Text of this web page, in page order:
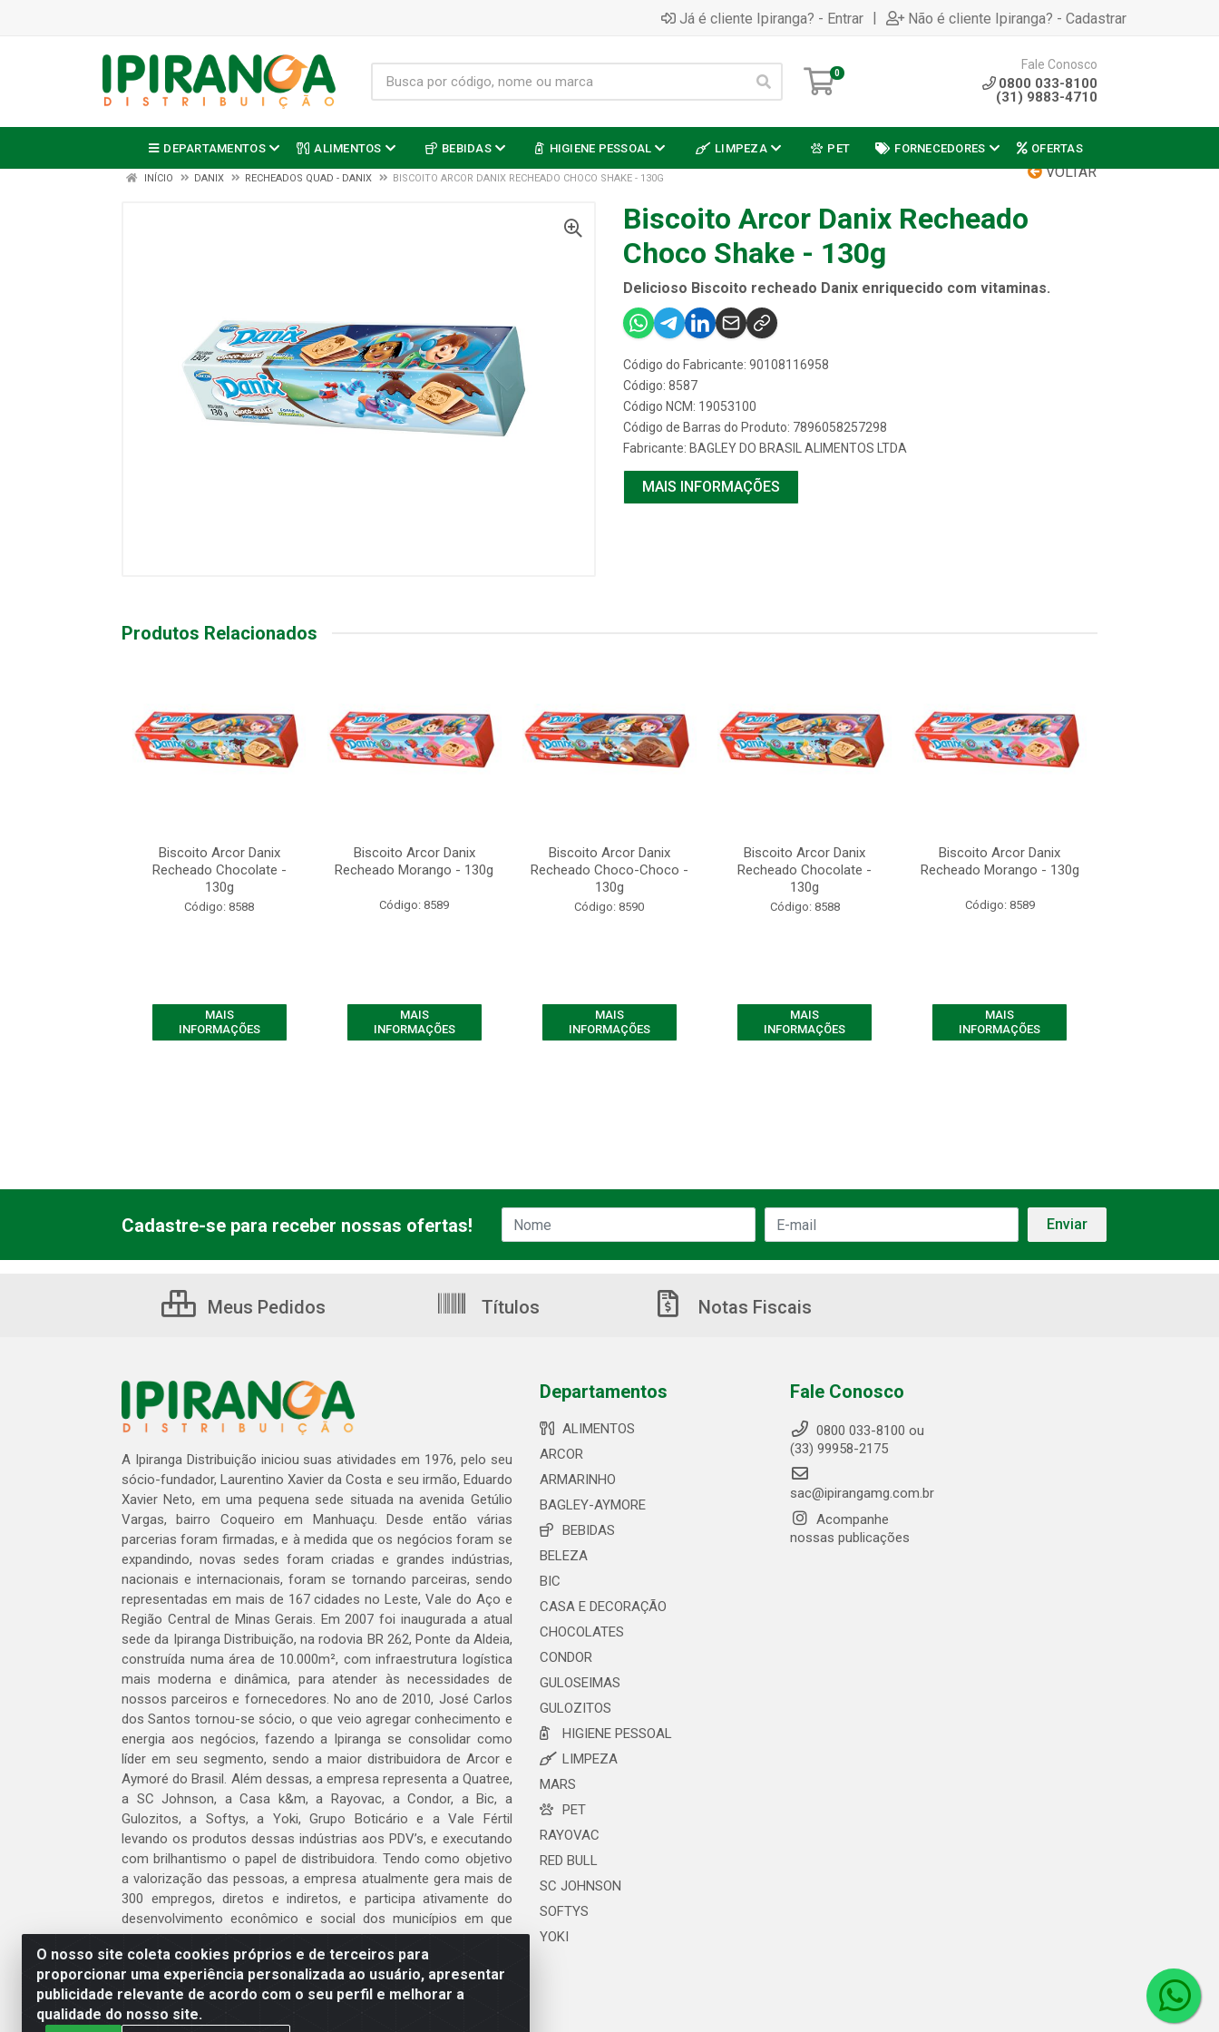
Já é cliente Ipiranga? - Entrar | Não é cliente Ipiranga? - Cadastrar
0
Fale Conosco
0800 033-8100
(31) 9883-4710
DEPARTAMENTOS ALIMENTOS BEBIDAS HIGIENE PESSOAL LIMPEZA PET FORNECEDORES OFERTAS
VOLTAR
INÍCIO DANIX RECHEADOS QUAD - DANIX BISCOITO ARCOR DANIX RECHEADO CHOCO SHAKE - 130G
Biscoito Arcor Danix Recheado
Choco Shake - 130g
Delicioso Biscoito recheado Danix enriquecido com vitaminas.
Código do Fabricante: 90108116958
Código: 8587
Código NCM: 19053100
Código de Barras do Produto: 7896058257298
Fabricante: BAGLEY DO BRASIL ALIMENTOS LTDA
MAIS INFORMAÇÕES
Produtos Relacionados
Biscoito Arcor Danix
Recheado Chocolate -
130g
Código: 8588
MAIS
INFORMAÇÕES
Biscoito Arcor Danix
Recheado Morango - 130g
Código: 8589
MAIS
INFORMAÇÕES
Biscoito Arcor Danix
Recheado Choco-Choco -
130g
Código: 8590
MAIS
INFORMAÇÕES
Biscoito Arcor Danix
Recheado Chocolate -
130g
Código: 8588
MAIS
INFORMAÇÕES
Biscoito Arcor Danix
Recheado Morango - 130g
Código: 8589
MAIS
INFORMAÇÕES
O nosso site coleta cookies próprios e de terceiros para
proporcionar uma experiência personalizada ao usuário, apresentar
publicidade relevante de acordo com o seu perfil e melhorar a
qualidade do nosso site.
Cadastre-se para receber nossas ofertas!
Meus Pedidos Títulos Notas Fiscais
A Ipiranga Distribuição iniciou suas atividades em 1976, pelo seu
sócio-fundador, Laurentino Xavier da Costa e seu irmão, Eduardo
Xavier Neto, em uma pequena sede situada na avenida Getúlio
Vargas, bairro Coqueiro em Manhuaçu. Desde então várias
parcerias foram firmadas, e à medida que os negócios foram se
expandindo, novas sedes foram criadas e grandes indústrias,
nacionais e internacionais, foram se tornando parceiras, sendo
representadas em mais de 167 cidades no Leste, Vale do Aço e
Região Central de Minas Gerais. Em 2007 foi inaugurada a atual
sede da Ipiranga Distribuição, na rodovia BR 262, Ponte da Aldeia,
construída numa área de 10.000m², com infraestrutura logística
mais moderna e dinâmica, para atender às necessidades de
nossos parceiros e fornecedores. No ano de 2010, José Carlos
dos Santos tornou-se sócio, o que veio agregar conhecimento e
energia aos negócios, fazendo a Ipiranga se consolidar como
líder em seu segmento, sendo a maior distribuidora de Arcor e
Aymoré do Brasil. Além dessas, a empresa representa a Quatree,
a SC Johnson, a Casa k&m, a Rayovac, a Condor, a Bic, a
Gulozitos, a Softys, a Yoki, Grupo Boticário e a Vale Fértil
levando os produtos dessas indústrias aos PDV’s, e executando
com brilhantismo o papel de distribuidora. Tendo como objetivo
a valorização das pessoas, a empresa atualmente gera mais de
300 empregos, diretos e indiretos, e participa ativamente do
desenvolvimento econômico e social dos municípios em que
atua.
Venha fazer parte do nosso time!
Clique aqui
Departamentos
ALIMENTOS
ARCOR
ARMARINHO
BAGLEY-AYMORE
BEBIDAS
BELEZA
BIC
CASA E DECORAÇÃO
CHOCOLATES
CONDOR
GULOSEIMAS
GULOZITOS
HIGIENE PESSOAL
LIMPEZA
MARS
PET
RAYOVAC
RED BULL
SC JOHNSON
SOFTYS
YOKI
Fale Conosco
0800 033-8100 ou
(33) 99958-2175
sac@ipirangamg.com.br
Acompanhe
nossas publicações